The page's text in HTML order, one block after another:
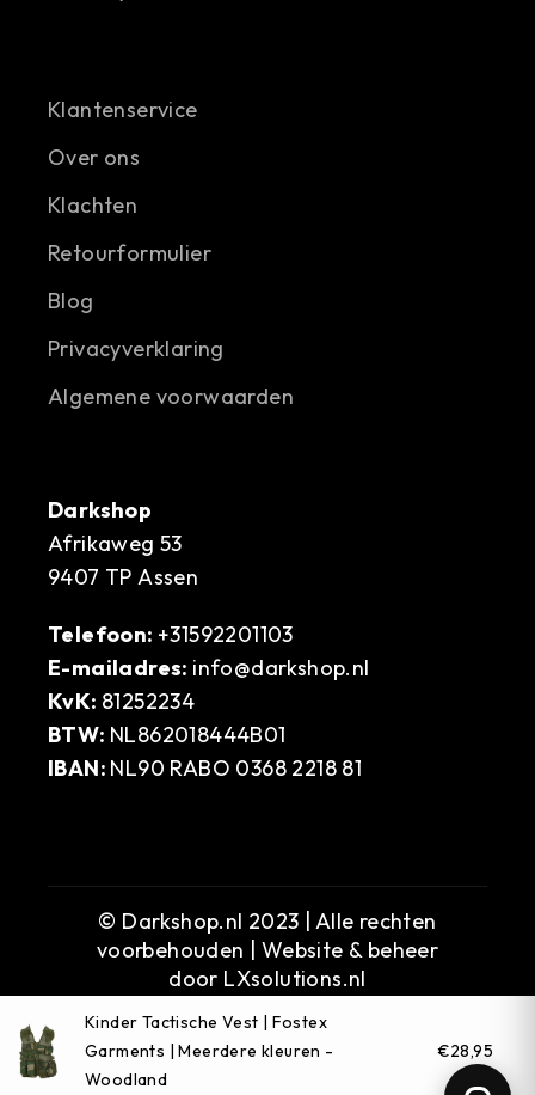
Klantenservice
Over ons
Klachten
Retourformulier
Blog
Privacyverklaring
Algemene voorwaarden
Darkshop
Afrikaweg 53
9407 TP Assen
Telefoon: +31592201103
E-mailadres: info@darkshop.nl
KvK: 81252234
BTW: NL862018444B01
IBAN: NL90 RABO 0368 2218 81
© Darkshop.nl 2023 | Alle rechten
voorbehouden | Website & beheer
door LXsolutions.nl
Kinder Tactische Vest | Fostex
Garments | Meerdere kleuren -
Woodland
€28,95